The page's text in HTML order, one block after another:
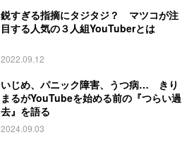
鋭すぎる指摘にタジタジ？ マツコが注
目する人気の３人組YouTuberとは
2022.09.12
いじめ、パニック障害、うつ病… きり
まるがYouTubeを始める前の『つらい過
去』を語る
2024.09.03